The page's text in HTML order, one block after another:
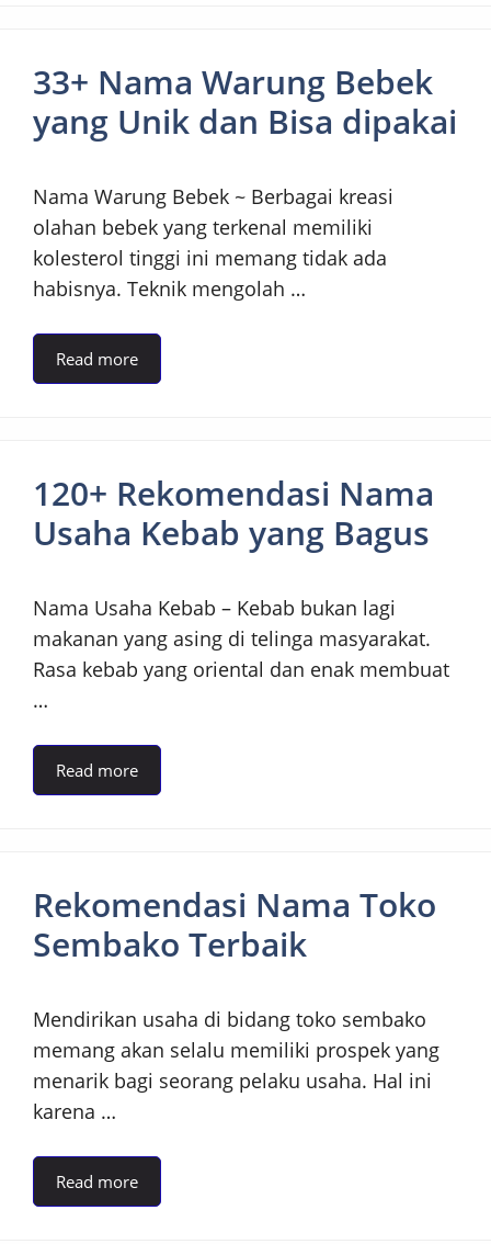
33+ Nama Warung Bebek
yang Unik dan Bisa dipakai
Nama Warung Bebek ~ Berbagai kreasi
olahan bebek yang terkenal memiliki
kolesterol tinggi ini memang tidak ada
habisnya. Teknik mengolah …
Read more
120+ Rekomendasi Nama
Usaha Kebab yang Bagus
Nama Usaha Kebab – Kebab bukan lagi
makanan yang asing di telinga masyarakat.
Rasa kebab yang oriental dan enak membuat
…
Read more
Rekomendasi Nama Toko
Sembako Terbaik
Mendirikan usaha di bidang toko sembako
memang akan selalu memiliki prospek yang
menarik bagi seorang pelaku usaha. Hal ini
karena …
Read more